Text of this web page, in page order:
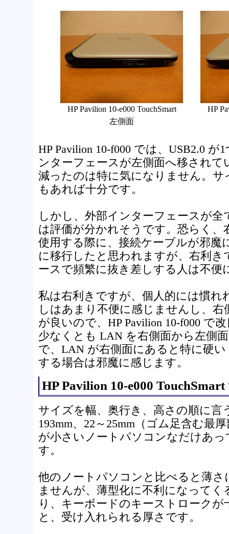
HP Pavilion 10-e000 TouchSmart
左側面
HP
HP Pavilion 10-f000 では、USB2.0 が
ンターフェースが左側面へ移されて
減ったのは特に気になりません。サ
もあれば十分です。
しかし、外部インターフェースが全
は評価が分かれそうです。恐らく、
使用する際に、接続ケーブルが邪魔
に移行したと思われますが、右利き
ースで頻繁に抜き差しする人は不便
私は右利きですが、個人的には慣れ
しはあまり不便に感じませんし、
が良いので、HP Pavilion 10-f000 で
少なくとも LAN を右側面から左側
で、LAN が右側面にあると特に硬
する場合は邪魔に感じます。
HP Pavilion 10-e000
サイズを幅、奥行き、高さの順に言
193mm、22～25mm（ゴム足含む最
が小さいノートパソコンなだけあ
す。
他のノートパソコンと比べると薄
ませんが、薄型化に不利になって
り、キーボードのキーストロークが
と、受け入れられる厚さです。